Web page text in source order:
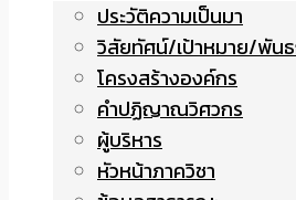
ประวัติความเป็นมา
วิสัยทัศน์/เป้าหมาย/พัน
โครงสร้างองค์กร
คำปฏิญาณวิศวกร
ผู้บริหาร
หัวหน้าภาควิชา